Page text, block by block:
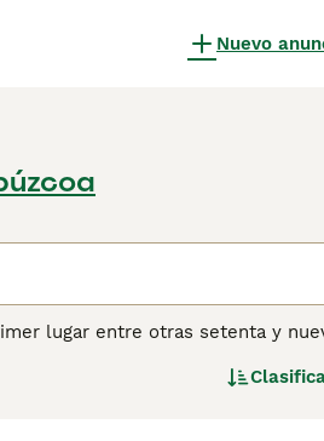
Nuevo
lugar entre otras setenta y
adecuado para personas que